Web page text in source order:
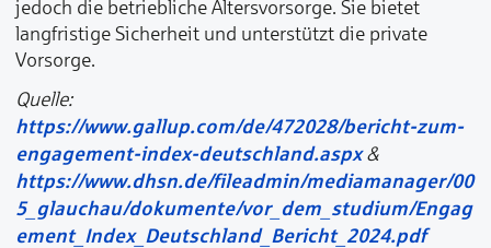
jedoch die betriebliche Altersvorsorge. Sie bietet
langfristige Sicherheit und unterstützt die private
Vorsorge.
Quelle:
https://www.gallup.com/de/472028/bericht-zum-
engagement-index-deutschland.aspx&
https://www.dhsn.de/fileadmin/mediamanager/00
5_glauchau/dokumente/vor_dem_studium/Engag
ement_Index_Deutschland_Bericht_2024.pdf